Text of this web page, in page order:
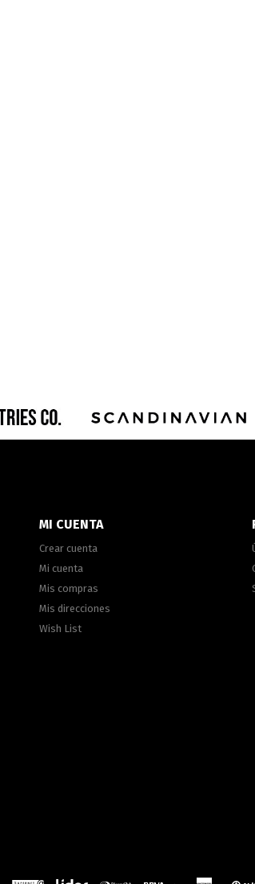
MI CUENTA
Crear cuenta
Mi cuenta
Mis compras
Mis direcciones
Wish List